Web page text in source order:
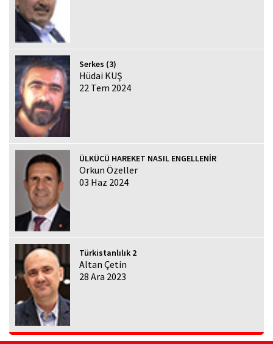
Serkes (3)
Hüdai KUŞ
22 Tem 2024
ÜLKÜCÜ HAREKET NASIL ENGELLENİR
Orkun Özeller
03 Haz 2024
Türkistanlılık 2
Altan Çetin
28 Ara 2023